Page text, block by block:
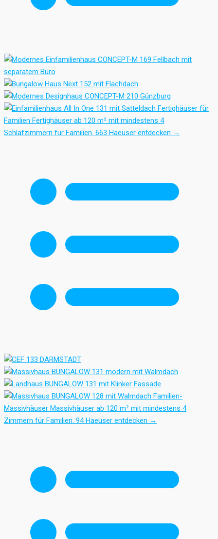
Fertighäuser für
Familien Fertighäuser ab 120 m² mit mindestens 4
Schlafzimmern für Familien. 663 Haeuser entdecken →
Familien-
Massivhäuser Massivhäuser ab 120 m² mit mindestens 4
Zimmern für Familien. 94 Haeuser entdecken →